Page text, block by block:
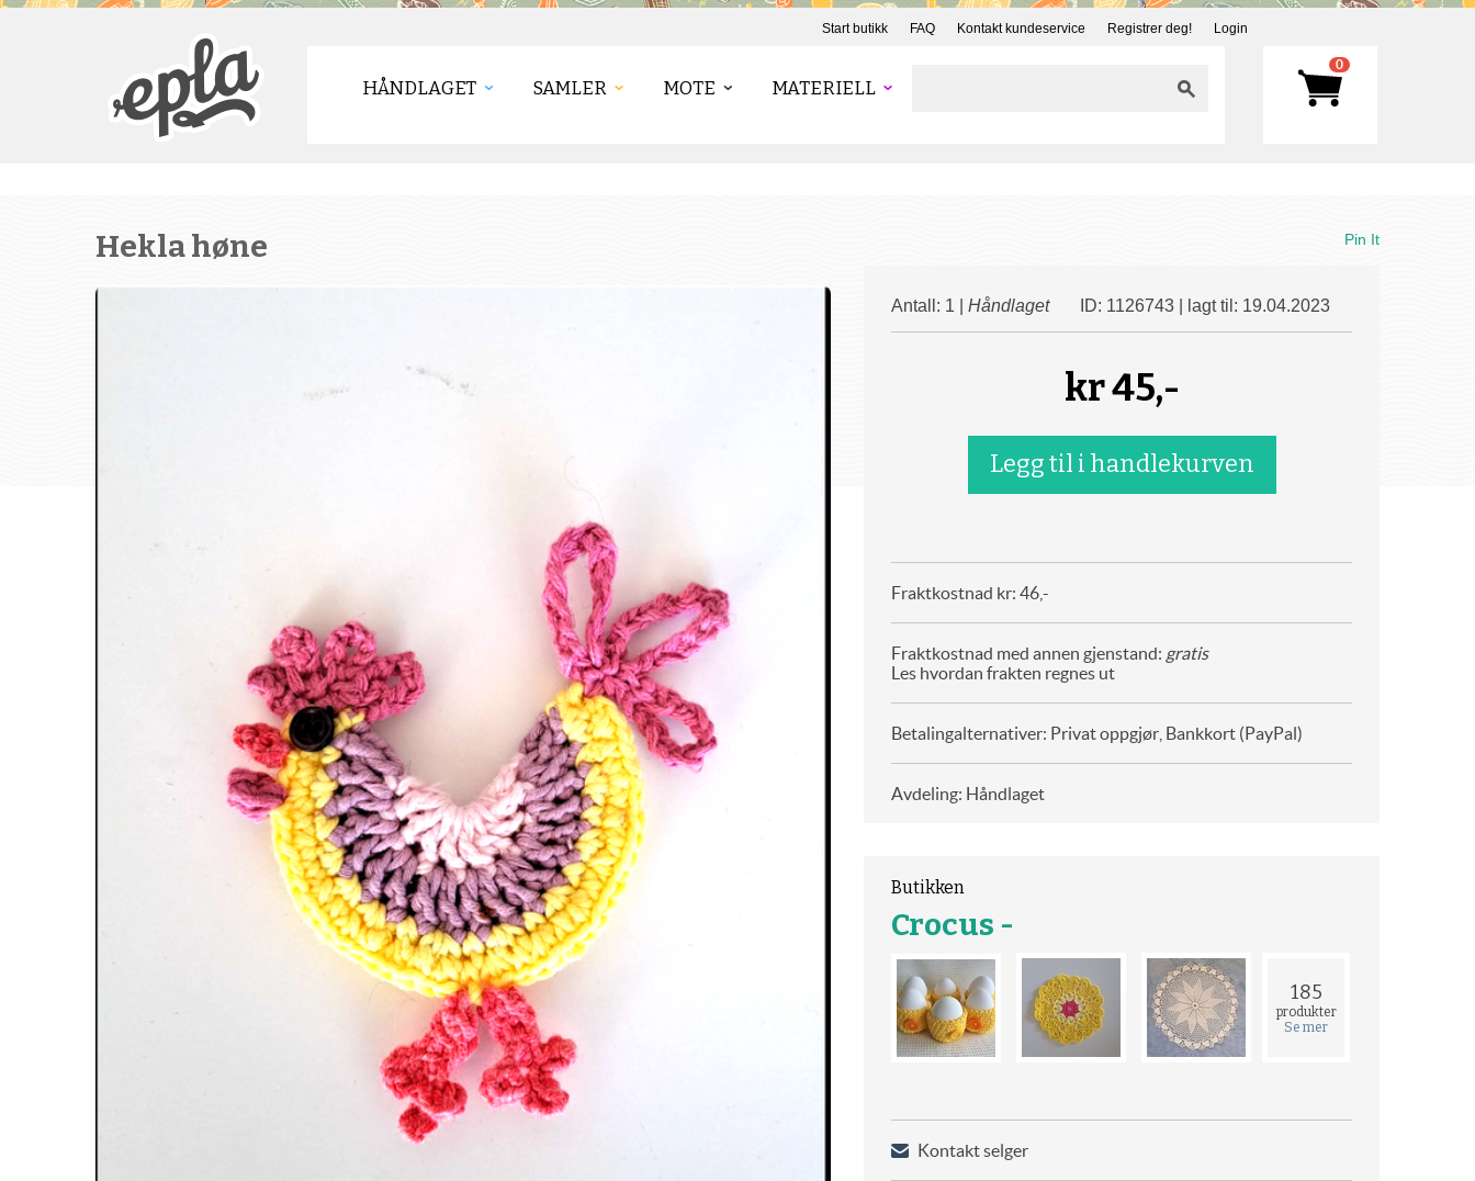
Start butikk FAQ Kontakt kundeservice Registrer deg! Login
HÅNDLAGET SAMLER MOTE MATERIELL
0
Hekla høne Pin It
Antall: 1 | Håndlaget ID: 1126743 | lagt til: 19.04.2023
kr45,-
Fraktkostnad kr: 46,-
Fraktkostnad med annen gjenstand: gratis
Les hvordan frakten regnes ut
Betalingalternativer: Privat oppgjør, Bankkort (PayPal)
Avdeling: Håndlaget
Butikken
Crocus -
185
produkter
Se mer
Kontakt selger